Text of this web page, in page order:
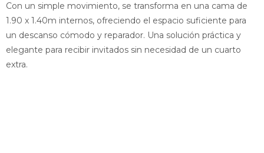
Con un simple movimiento, se transforma en una cama de
1.90 x 1.40m internos, ofreciendo el espacio suficiente para
un descanso cómodo y reparador. Una solución práctica y
elegante para recibir invitados sin necesidad de un cuarto
extra.